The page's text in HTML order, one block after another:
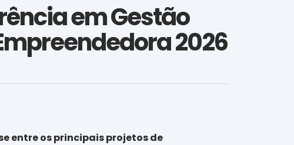
em Gestão
2026
entre os principais projetos de